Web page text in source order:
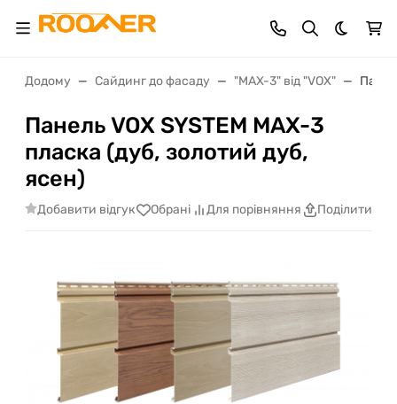
Dark
Додому Сайдинг до фасаду "MAX-3" від "VOX"
Панель VOX SYSTEM MAX-3
пласка (дуб, золотий дуб,
ясен)
Добавити відгук Обрані Для порівняння Поділитися